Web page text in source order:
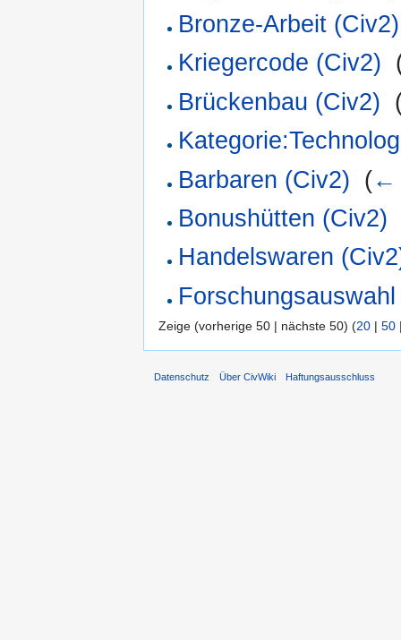
Bronze-Arbeit (Civ2)
Kriegercode (Civ2)
Brückenbau (Civ2)
Barbaren (Civ2) (←
Bonushütten (Civ2)
Handelswaren
Zeige (vorherige 50 | nächste 50) (20 | 50
Datenschutz Über CivWiki Haftungsausschluss